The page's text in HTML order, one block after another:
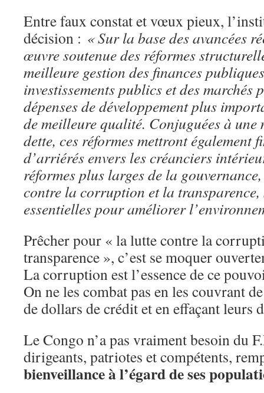
Entre faux constat et vœux pieux,
décision : « Sur la base des avancées
œuvre soutenue des réformes
meilleure gestion des finances
investissements publics et des
dépenses de développement plus
de meilleure qualité. Conjuguées à une
dette, ces réformes mettront également
d’arriérés envers les créanciers
réformes plus larges de la
contre la corruption et la transparence,
essentielles pour améliorer
Prêcher pour « la lutte contre la
transparence », c’est se moquer
La corruption est l’essence de ce
On ne les combat pas en les couvrant
de dollars de crédit et en effaçant leurs
Le Congo n’a pas vraiment besoin du
dirigeants, patriotes et compétents,
bienveillance à l’égard de ses